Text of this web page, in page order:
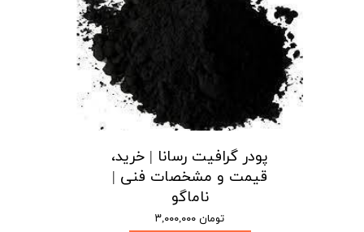
پودر گرافیت رسانا | خرید،
قیمت و مشخصات فنی |
ناماگو
۳,۰۰۰,۰۰۰ تومان